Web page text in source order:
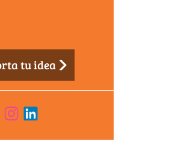
tu idea